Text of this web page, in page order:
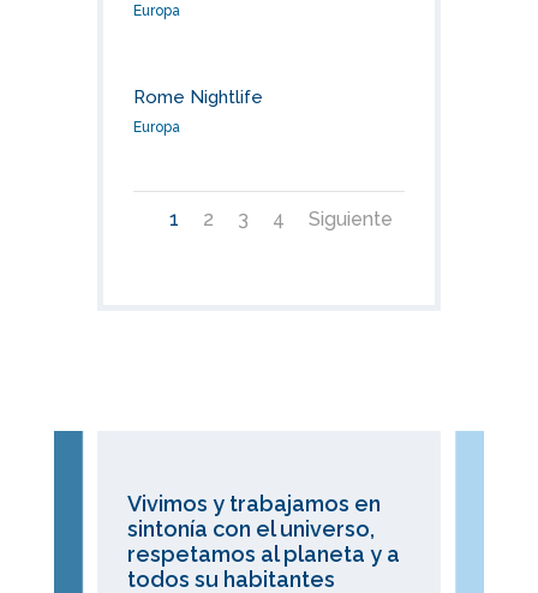
Europa
Rome Nightlife
Europa
1 2 3 4 Siguiente
Vivimos y trabajamos en
sintonía con el universo,
respetamos al planeta y a
todos su habitantes